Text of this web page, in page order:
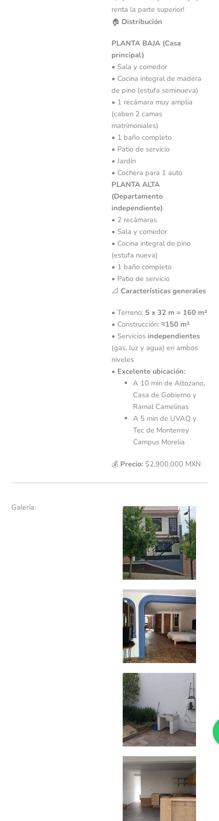
renta la parte superior!
🏠 Distribución
PLANTA BAJA (Casa
principal)
• Sala y comedor
• Cocina integral de madera
de pino (estufa seminueva)
• 1 recámara muy amplia
(caben 2 camas
matrimoniales)
• 1 baño completo
• Patio de servicio
• Jardín
• Cochera para 1 auto
PLANTA ALTA
(Departamento
independiente)
• 2 recámaras
• Sala y comedor
• Cocina integral de pino
(estufa nueva)
• 1 baño completo
• Patio de servicio
📐 Características generales
• Terreno: 5 x 32 m = 160 m²
• Construcción: ≈150 m²
• Servicios independientes
(gas, luz y agua) en ambos
niveles
• Excelente ubicación:
A 10 min de Altozano,
Casa de Gobierno y
Ramal Camelinas
A 5 min de UVAQ y
Tec de Monterrey
Campus Morelia
💰 Precio: $2,900,000 MXN
Galería: